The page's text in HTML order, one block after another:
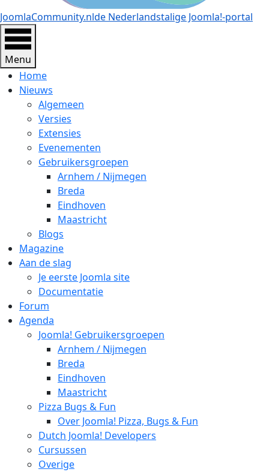
JoomlaCommunity.nlde Nederlandstalige Joomla!-portal
Menu
Home
Nieuws
Algemeen
Versies
Extensies
Evenementen
Gebruikersgroepen
Arnhem / Nijmegen
Breda
Eindhoven
Maastricht
Blogs
Magazine
Aan de slag
Je eerste Joomla site
Documentatie
Forum
Agenda
Joomla! Gebruikersgroepen
Arnhem / Nijmegen
Breda
Eindhoven
Maastricht
Pizza Bugs & Fun
Over Joomla! Pizza, Bugs & Fun
Dutch Joomla! Developers
Cursussen
Overige